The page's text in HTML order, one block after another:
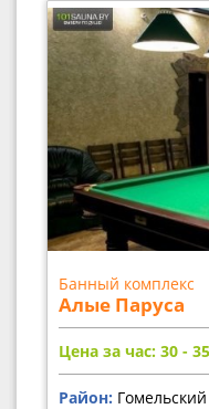
Банный комплекс
Алые Паруса
Цена за час: 30 - 35
Район: Гомельский